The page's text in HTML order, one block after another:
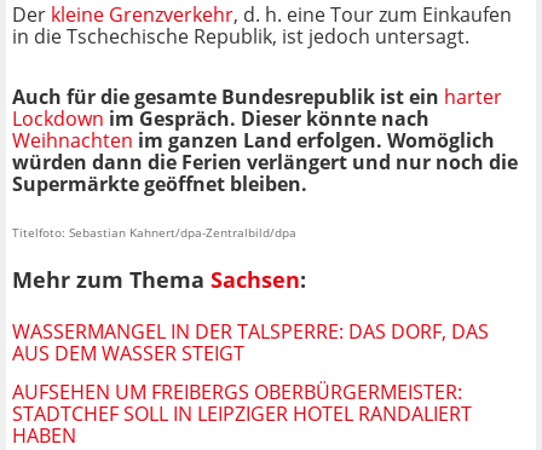
Der kleine Grenzverkehr, d. h. eine Tour zum Einkaufen
in die Tschechische Republik, ist jedoch untersagt.
Auch für die gesamte Bundesrepublik ist ein harter
Lockdown im Gespräch. Dieser könnte nach
Weihnachten im ganzen Land erfolgen. Womöglich
würden dann die Ferien verlängert und nur noch die
Supermärkte geöffnet bleiben.
Titelfoto: Sebastian Kahnert/dpa-Zentralbild/dpa
Mehr zum Thema Sachsen:
WASSERMANGEL IN DER TALSPERRE: DAS DORF, DAS
AUS DEM WASSER STEIGT
AUFSEHEN UM FREIBERGS OBERBÜRGERMEISTER:
STADTCHEF SOLL IN LEIPZIGER HOTEL RANDALIERT
HABEN